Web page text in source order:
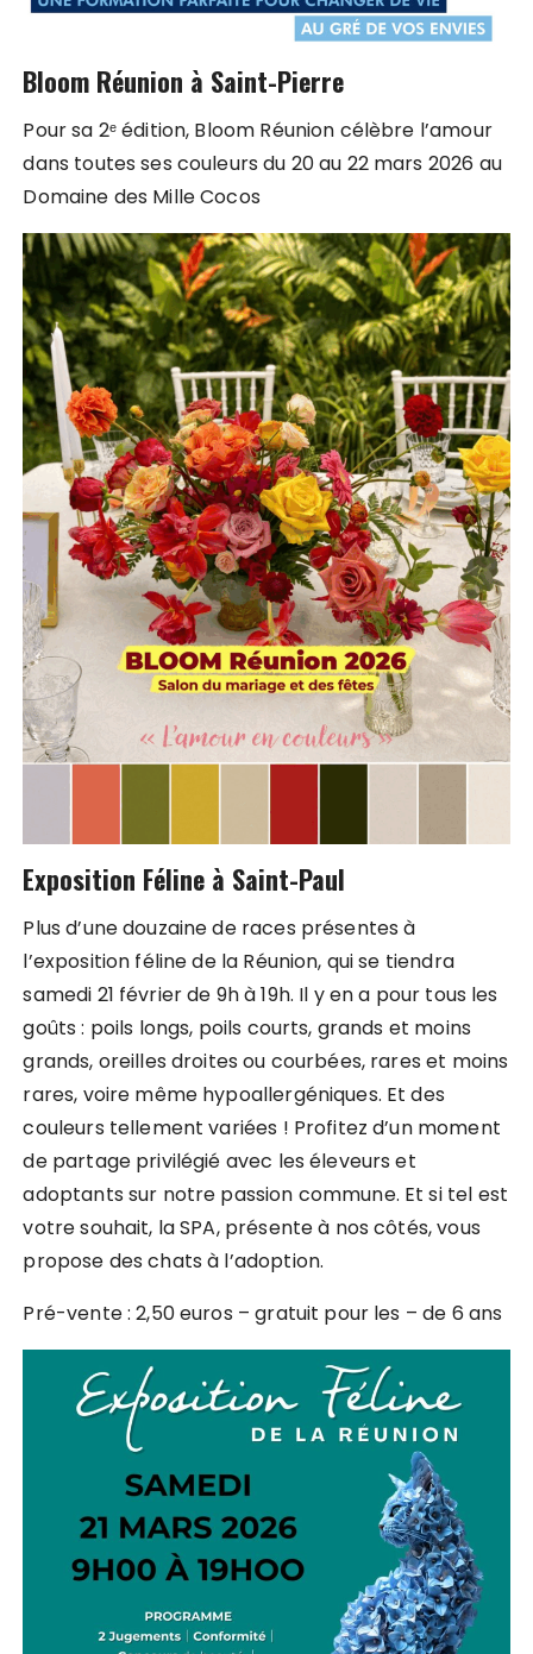
Bloom Réunion à Saint-Pierre
Pour sa 2ᵉ édition, Bloom Réunion célèbre l’amour
dans toutes ses couleurs du 20 au 22 mars 2026 au
Domaine des Mille Cocos
Exposition Féline à Saint-Paul
Plus d’une douzaine de races présentes à
l’exposition féline de la Réunion, qui se tiendra
samedi 21 février de 9h à 19h. Il y en a pour tous les
goûts : poils longs, poils courts, grands et moins
grands, oreilles droites ou courbées, rares et moins
rares, voire même hypoallergéniques. Et des
couleurs tellement variées ! Profitez d’un moment
de partage privilégié avec les éleveurs et
adoptants sur notre passion commune. Et si tel est
votre souhait, la SPA, présente à nos côtés, vous
propose des chats à l’adoption.
Pré-vente : 2,50 euros – gratuit pour les – de 6 ans